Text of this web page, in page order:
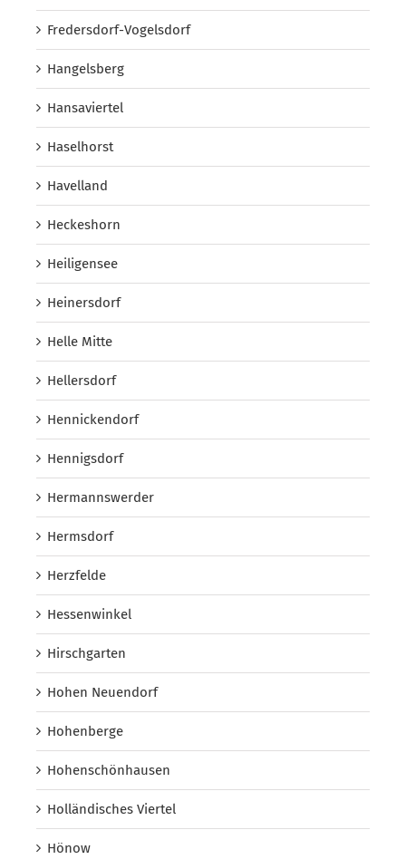
Fredersdorf-Vogelsdorf
Hangelsberg
Hansaviertel
Haselhorst
Havelland
Heckeshorn
Heiligensee
Heinersdorf
Helle Mitte
Hellersdorf
Hennickendorf
Hennigsdorf
Hermannswerder
Hermsdorf
Herzfelde
Hessenwinkel
Hirschgarten
Hohen Neuendorf
Hohenberge
Hohenschönhausen
Holländisches Viertel
Hönow